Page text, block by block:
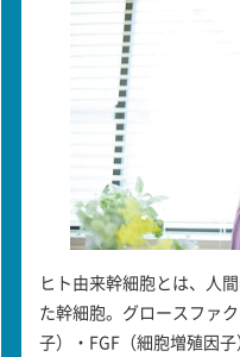
ヒト由来幹細胞とは、人
た幹細胞。グロースファ
子）・FGF（細胞増殖因